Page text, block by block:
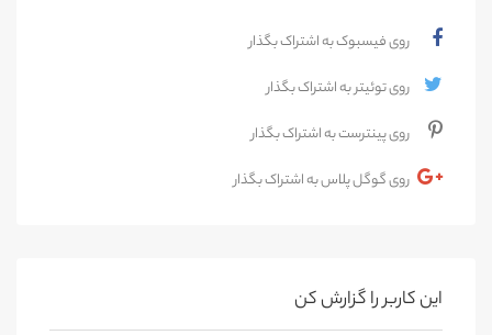
روی فیسبوک به اشتراک بگذار
روی توئیتر به اشتراک بگذار
روی پینترست به اشتراک بگذار
روی گوگل پلاس به اشتراک بگذار
این کاربر را گزارش کن